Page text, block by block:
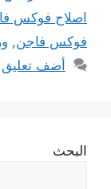
اصلاح فوكس
فوكس فاجن,
أضف تعليق
البحث